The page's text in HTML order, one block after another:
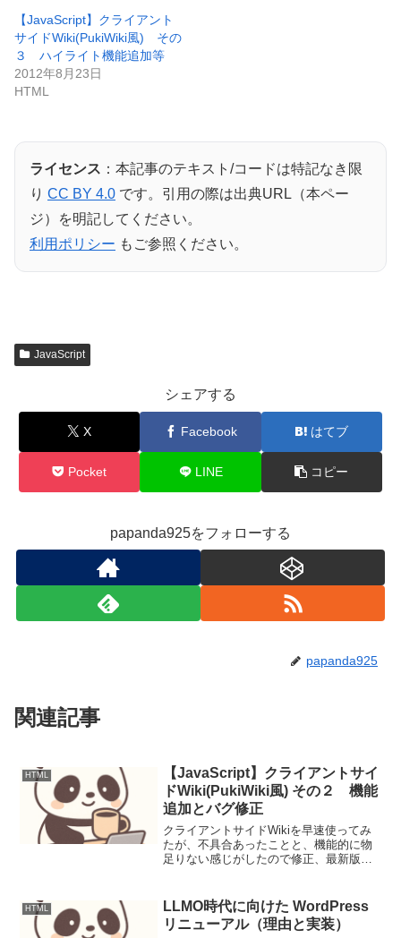
【JavaScript】クライアント
サイドWiki(PukiWiki風) その
３ ハイライト機能追加等
2012年8月23日
HTML
ライセンス ：本記事のテキスト/コードは特記なき限
り CC BY 4.0 です。引用の際は出典URL（本ペー
ジ）を明記してください。
利用ポリシー もご参照ください。
JavaScript
シェアする
X Facebook はてブ
Pocket LINE コピー
papanda925をフォローする
papanda925
関連記事
HTML
【JavaScript】クライアントサイ
ドWiki(PukiWiki風) その２ 機能
追加とバグ修正
クライアントサイドWikiを早速使ってみ
たが、不具合あったことと、機能的に物
足りない感じがしたので修正、最新版：
Type" cont...
HTML
LLMO時代に向けた WordPress
リニューアル（理由と実装）